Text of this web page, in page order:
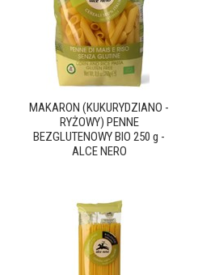
MAKARON (KUKURYDZIANO -
RYŻOWY) PENNE
BEZGLUTENOWY BIO 250 g -
ALCE NERO